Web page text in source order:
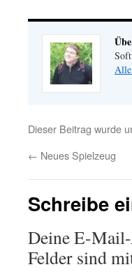
Alle
Dieser Beitrag wurde
← Neues Spielzeug
Schreibe
Deine E-
Felder sind